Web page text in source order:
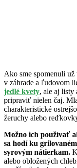
Ako sme spomenuli už
v záhrade a ľudovom
jedlé kvety, ale aj listy
pripraviť nielen čaj.
charakteristické
žeruchy alebo
Možno ich používať
sa hodí ku
syrovým nátierkam.
alebo obložených